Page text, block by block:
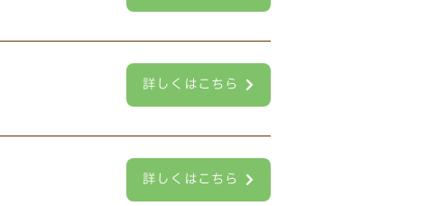
詳しくはこちら
詳しくはこちら